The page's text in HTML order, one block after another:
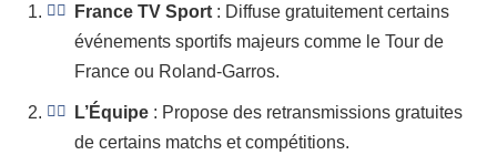
France TV Sport : Diffuse gratuitement certains
événements sportifs majeurs comme le Tour de
France ou Roland-Garros.
L’Équipe : Propose des retransmissions gratuites
de certains matchs et compétitions.